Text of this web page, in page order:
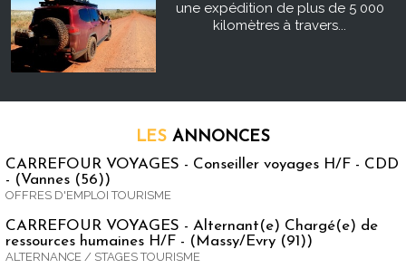
une expédition de plus de 5 000
kilomètres à travers...
LES ANNONCES
CARREFOUR VOYAGES - Conseiller voyages H/F - CDD
- (Vannes (56))
OFFRES D'EMPLOI TOURISME
CARREFOUR VOYAGES - Alternant(e) Chargé(e) de
ressources humaines H/F - (Massy/Evry (91))
ALTERNANCE / STAGES TOURISME